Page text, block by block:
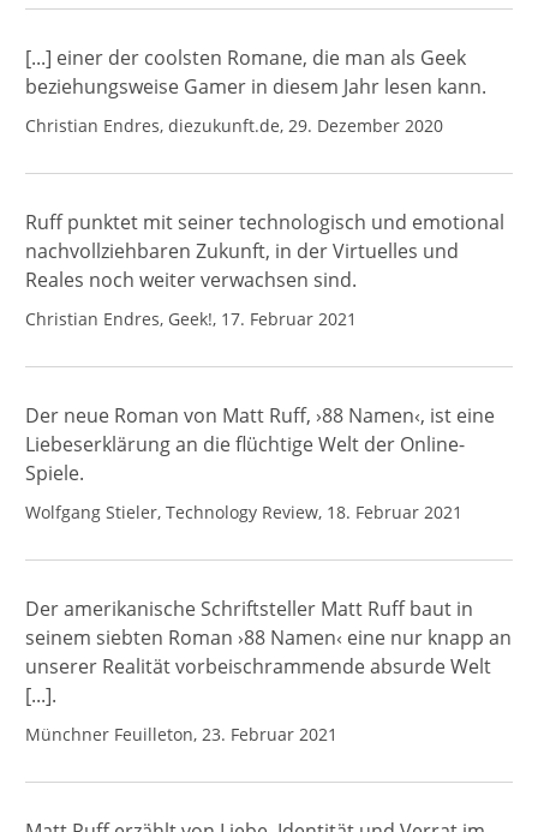
[...] einer der coolsten Romane, die man als Geek
beziehungsweise Gamer in diesem Jahr lesen kann.
Christian Endres, diezukunft.de, 29. Dezember 2020
Ruff punktet mit seiner technologisch und emotional
nachvollziehbaren Zukunft, in der Virtuelles und
Reales noch weiter verwachsen sind.
Christian Endres, Geek!, 17. Februar 2021
Der neue Roman von Matt Ruff, ›88 Namen‹, ist eine
Liebeserklärung an die flüchtige Welt der Online-
Spiele.
Wolfgang Stieler, Technology Review, 18. Februar 2021
Der amerikanische Schriftsteller Matt Ruff baut in
seinem siebten Roman ›88 Namen‹ eine nur knapp an
unserer Realität vorbeischrammende absurde Welt
[...].
Münchner Feuilleton, 23. Februar 2021